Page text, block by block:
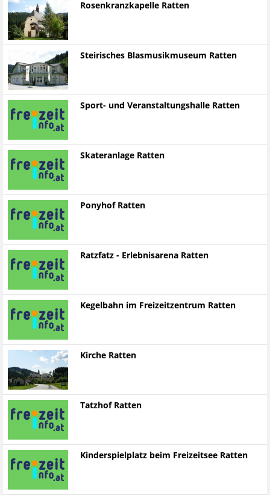
Rosenkranzkapelle Ratten
Steirisches Blasmusikmuseum Ratten
Sport- und Veranstaltungshalle Ratten
Skateranlage Ratten
Ponyhof Ratten
Ratzfatz - Erlebnisarena Ratten
Kegelbahn im Freizeitzentrum Ratten
Kirche Ratten
Tatzhof Ratten
Kinderspielplatz beim Freizeitsee Ratten